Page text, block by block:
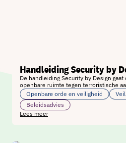
Handleiding Security by
De handleiding Security by Design
openbare ruimte tegen terroristische
Openbare orde en veiligheid
Beleidsadvies
Lees meer